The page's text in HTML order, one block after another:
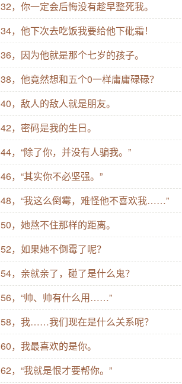
32，你一定会后悔没有趁早整死我。
34，他下次去吃饭我要给他下砒霜！
36，因为他就是那个七岁的孩子。
38，他竟然想和五个0一样庸庸碌碌？
40，敌人的敌人就是朋友。
42，密码是我的生日。
44，“除了你，并没有人骗我。”
46，“其实你不必坚强。”
48，“我这么倒霉，难怪他不喜欢我……”
50，她熬不住那样的距离。
52，如果她不倒霉了呢？
54，亲就亲了，碰了是什么鬼？
56，“帅、帅有什么用……”
58，我……我们现在是什么关系呢？
60，我最喜欢的是你。
62，“我就是恨才要帮你。”